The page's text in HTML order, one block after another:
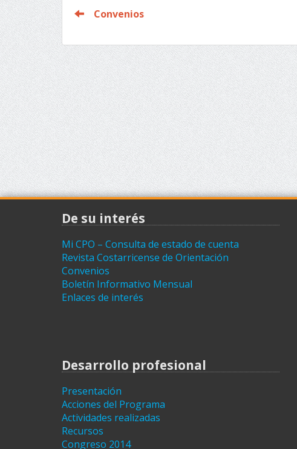
Convenios
De su interés
Mi CPO – Consulta de estado de cuenta
Revista Costarricense de Orientación
Convenios
Boletín Informativo Mensual
Enlaces de interés
Desarrollo profesional
Presentación
Acciones del Programa
Actividades realizadas
Recursos
Congreso 2014